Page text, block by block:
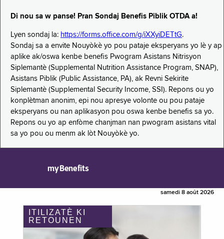
Di nou sa w panse! Pran Sondaj Benefis Piblik OTDA a!
Lyen sondaj la: https://forms.office.com/g/iXXyiDETtG.
Sondaj sa a envite Nouyòkè yo pou pataje eksperyans yo lè y ap
aplike ak/oswa kenbe benefis Pwogram Asistans Nitrisyon
Siplemantè (Supplemental Nutrition Assistance Program, SNAP),
Asistans Piblik (Public Assistance, PA), ak Revni Sekirite
Siplemantè (Supplemental Security Income, SSI). Repons ou yo
konplètman anonim, epi nou apresye volonte ou pou pataje
eksperyans ou nan aplikasyon pou oswa kenbe benefis sa yo.
Repons ou yo ap enfòme chanjman nan pwogram asistans vital
sa yo pou ou menm ak lòt Nouyòkè yo.
myBenefits
samedi 8 août 2026
ITILIZATÈ KI
RETOUNEN